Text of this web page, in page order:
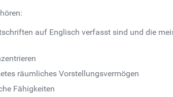
auf Englisch verfasst sind und die
räumliches Vorstellungsvermögen
Fähigkeiten